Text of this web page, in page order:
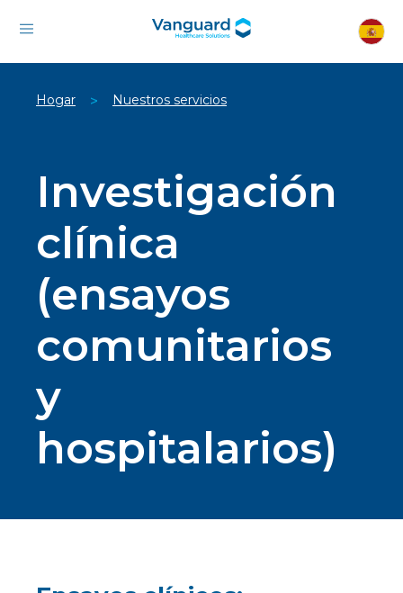
Hogar > Nuestros servicios
Investigación
clínica
(ensayos
comunitarios
y
hospitalarios)